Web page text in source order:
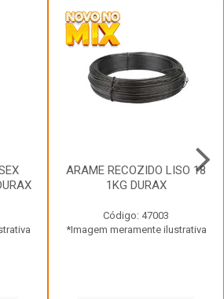
ARAME RECOZIDO LISO 18
1KG DURAX
Código: 47003
*Imagem meramente ilustrativa